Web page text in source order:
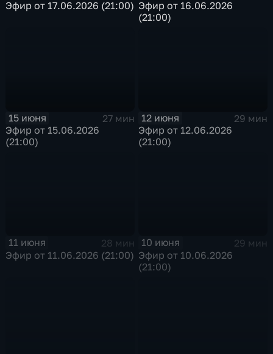
Эфир от 17.06.2026 (21:00) Эфир от 16.06.2026
(21:00)
15 июня
27 мин
Эфир от 15.06.2026
(21:00)
12 июня
29 мин
Эфир от 12.06.2026
(21:00)
11 июня
28 мин
Эфир от 11.06.2026 (21:00)
10 июня
29 мин
Эфир от 10.06.2026
(21:00)